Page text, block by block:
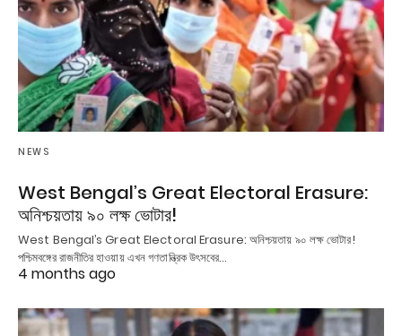
NEWS
West Bengal’s Great Electoral Erasure:
অনিশ্চয়তায় ৯০ লক্ষ ভোটার!
West Bengal’s Great Electoral Erasure: অনিশ্চয়তায় ৯০ লক্ষ ভোটার!
পশ্চিমবঙ্গের রাজনীতির হাওয়ায় এখন গণতান্ত্রিক উৎসবের…
4 months ago